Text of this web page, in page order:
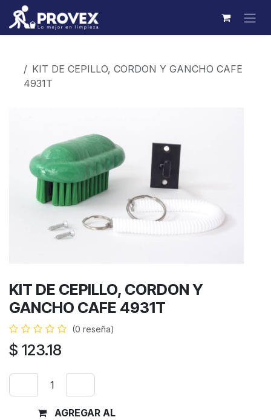
Ir al contenido
KIT DE CEPILLO, CORDON Y GANCHO CAFE
4931T
KIT DE CEPILLO, CORDON Y
GANCHO CAFE 4931T
(0 reseña)
$ 123.18
AGREGAR AL